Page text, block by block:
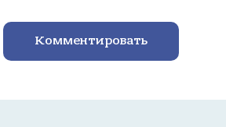
Комментировать